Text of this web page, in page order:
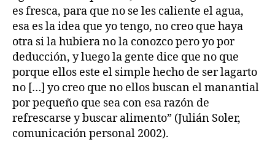
es fresca, para que no se les caliente el agua,
esa es la idea que yo tengo, no creo que haya
otra si la hubiera no la conozco pero yo por
deducción, y luego la gente dice que no que
porque ellos este el simple hecho de ser lagarto
no […] yo creo que no ellos buscan el manantial
por pequeño que sea con esa razón de
refrescarse y buscar alimento” (Julián Soler,
comunicación personal 2002).